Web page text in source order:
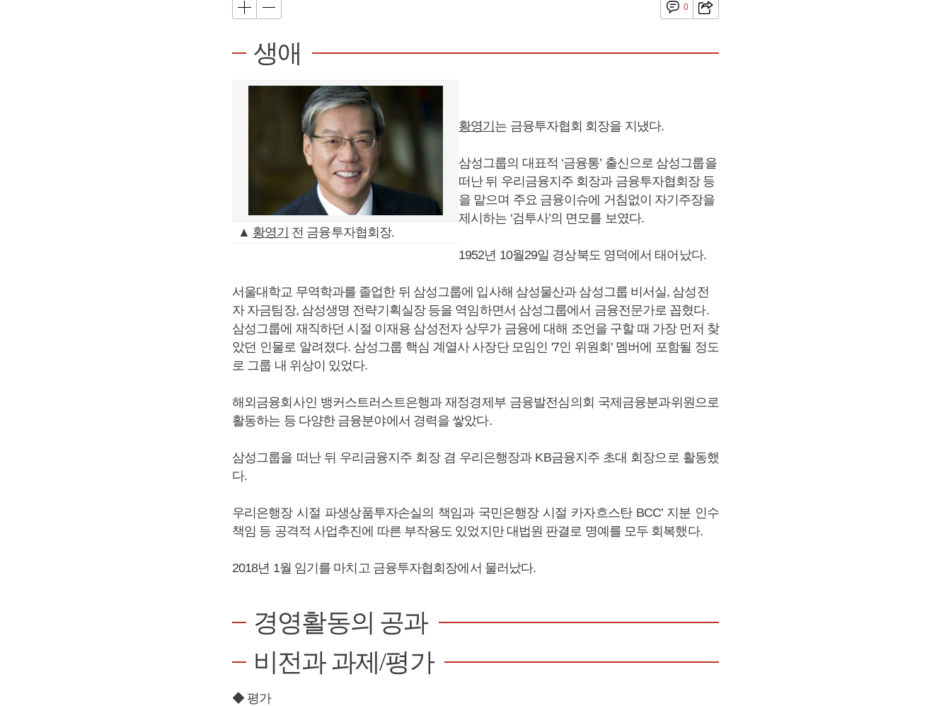
0
생애
▲ 황영기 전 금융투자협회장.
황영기 는 금융투자협회 회장을 지냈다.
삼성그룹의 대표적 ‘금융통’ 출신으로 삼성그룹을
떠난 뒤 우리금융지주 회장과 금융투자협회장 등
을 맡으며 주요 금융이슈에 거침없이 자기주장을
제시하는 ‘검투사’의 면모를 보였다.
1952년 10월29일 경상북도 영덕에서 태어났다.
서울대학교 무역학과를 졸업한 뒤 삼성그룹에 입사해 삼성물산과 삼성그룹 비서실, 삼성전
자 자금팀장, 삼성생명 전략기획실장 등을 역임하면서 삼성그룹에서 금융전문가로 꼽혔다.
삼성그룹에 재직하던 시절 이재용 삼성전자 상무가 금융에 대해 조언을 구할 때 가장 먼저 찾
았던 인물로 알려졌다. 삼성그룹 핵심 계열사 사장단 모임인 '7인 위원회' 멤버에 포함될 정도
로 그룹 내 위상이 있었다.
해외금융회사인 뱅커스트러스트은행과 재정경제부 금융발전심의회 국제금융분과위원으로
활동하는 등 다양한 금융분야에서 경력을 쌓았다.
삼성그룹을 떠난 뒤 우리금융지주 회장 겸 우리은행장과 KB금융지주 초대 회장으로 활동했
다.
우리은행장 시절 파생상품투자손실의 책임과 국민은행장 시절 카자흐스탄 BCC’ 지분 인수
책임 등 공격적 사업추진에 따른 부작용도 있었지만 대법원 판결로 명예를 모두 회복했다.
2018년 1월 임기를 마치고 금융투자협회장에서 물러났다.
경영활동의 공과
비전과 과제/평가
◆ 평가